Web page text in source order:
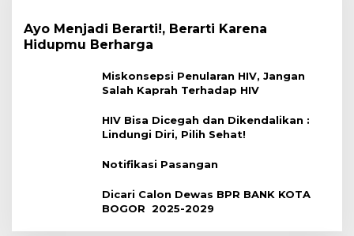
Ayo Menjadi Berarti!, Berarti Karena
Hidupmu Berharga
Miskonsepsi Penularan HIV, Jangan
Salah Kaprah Terhadap HIV
HIV Bisa Dicegah dan Dikendalikan :
Lindungi Diri, Pilih Sehat!
Notifikasi Pasangan
Dicari Calon Dewas BPR BANK KOTA
BOGOR 2025-2029